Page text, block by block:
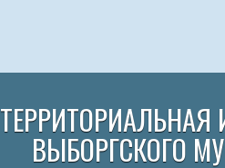
ВЫБОРГСКОГО